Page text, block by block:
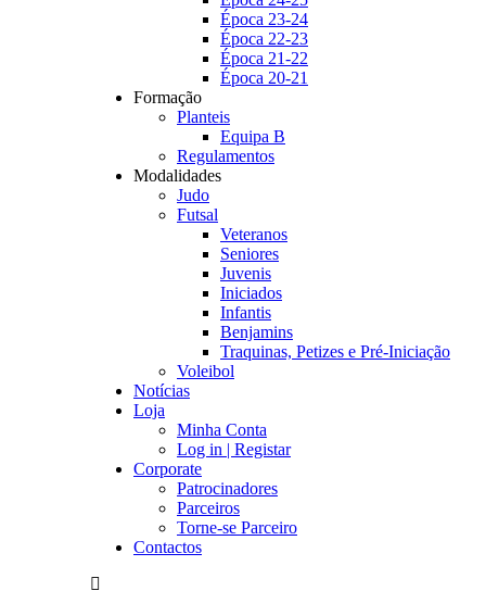
Época 23-24
Época 22-23
Época 21-22
Época 20-21
Formação
Planteis
Equipa B
Regulamentos
Modalidades
Judo
Futsal
Veteranos
Seniores
Juvenis
Iniciados
Infantis
Benjamins
Traquinas, Petizes e Pré-Iniciação
Voleibol
Notícias
Loja
Minha Conta
Log in | Registar
Corporate
Patrocinadores
Parceiros
Torne-se Parceiro
Contactos